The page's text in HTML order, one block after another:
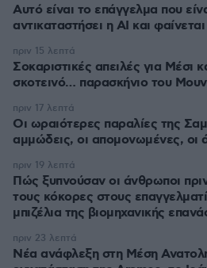
Αυτό είναι το επάγγελμα που
αντικαταστήσει η AI και
Σοκαριστικές απειλές για Μέσι
σκοτεινό… παρασκήνιο του
πριν 15 λεπτά
Οι ωραιότερες παραλίες της
αμμώδεις, οι απομονωμένες, οι
πριν 17 λεπτά
Πώς ξυπνούσαν οι άνθρωποι
τους κόκορες στους
μπιζέλια της βιομηχανικής
πριν 19 λεπτά
Νέα ανάφλεξη στη Μέση
πριν 23 λεπτά